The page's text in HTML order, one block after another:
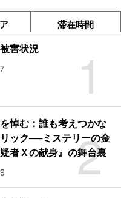
滞在時間
1
害状況
2
悼む：誰も考えつかな
ック──ミステリーの金
者Ｘの献身』の舞台裏